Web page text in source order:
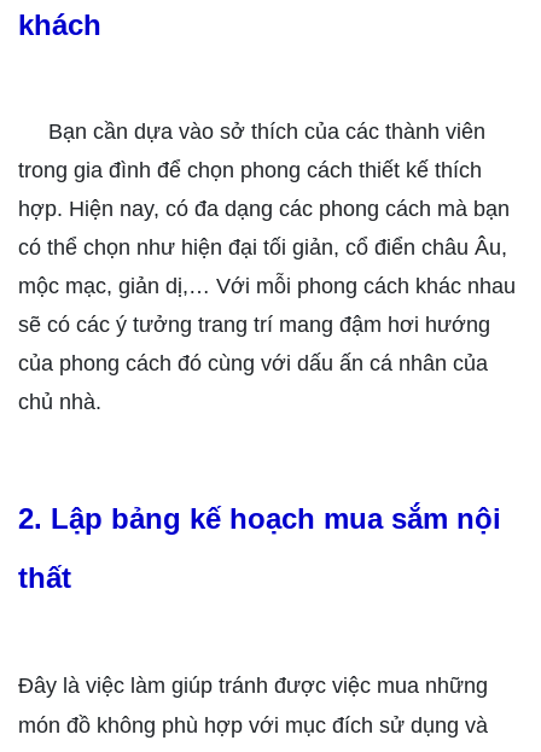
khách
Bạn cần dựa vào sở thích của các thành viên
trong gia đình để chọn phong cách thiết kế thích
hợp. Hiện nay, có đa dạng các phong cách mà bạn
có thể chọn như hiện đại tối giản, cổ điển châu Âu,
mộc mạc, giản dị,… Với mỗi phong cách khác nhau
sẽ có các ý tưởng trang trí mang đậm hơi hướng
của phong cách đó cùng với dấu ấn cá nhân của
chủ nhà.
2. Lập bảng kế hoạch mua sắm nội
thất
Đây là việc làm giúp tránh được việc mua những
món đồ không phù hợp với mục đích sử dụng và